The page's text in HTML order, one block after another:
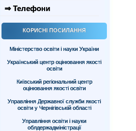
⇒ Телефони
КОРИСНІ ПОСИЛАННЯ
Міністерство освіти і науки України
Український центр оцінювання якості
освіти
Київський регіональний центр
оцінювання якості освіти
Управління Державної служби якості
освіти у Чернігівській області
Управління освіти і науки
облдержадміністрації